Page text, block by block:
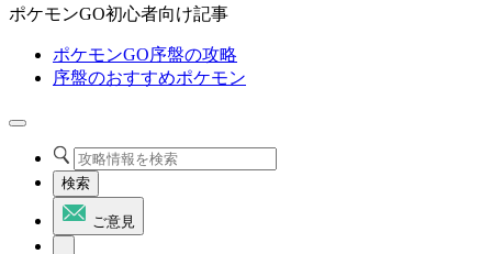
ポケモンGO初心者向け記事
ポケモンGO序盤の攻略
序盤のおすすめポケモン
検索
ご意見